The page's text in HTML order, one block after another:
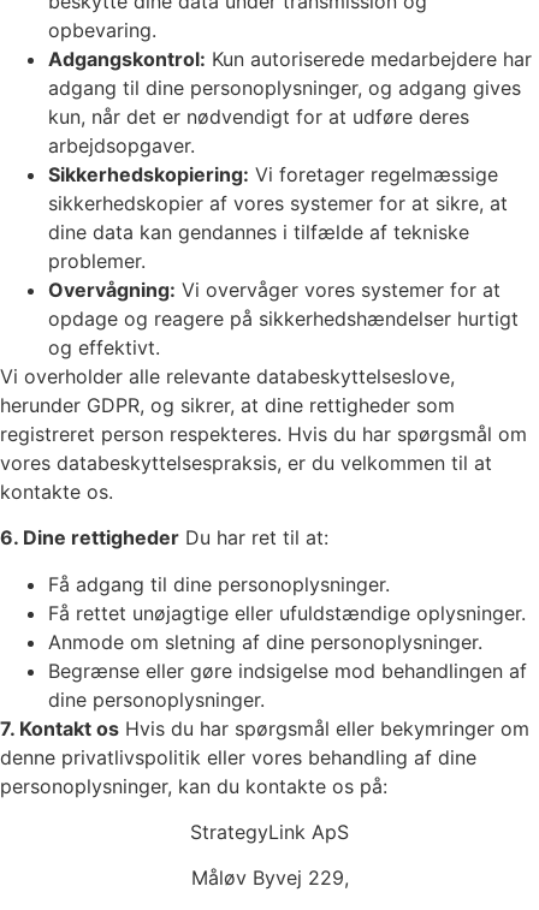
opbevaring.
Adgangskontrol: Kun autoriserede medarbejdere har
adgang til dine personoplysninger, og adgang gives
kun, når det er nødvendigt for at udføre deres
arbejdsopgaver.
Sikkerhedskopiering: Vi foretager regelmæssige
sikkerhedskopier af vores systemer for at sikre, at
dine data kan gendannes i tilfælde af tekniske
problemer.
Overvågning: Vi overvåger vores systemer for at
opdage og reagere på sikkerhedshændelser hurtigt
og effektivt.
Vi overholder alle relevante databeskyttelseslove,
herunder GDPR, og sikrer, at dine rettigheder som
registreret person respekteres. Hvis du har spørgsmål om
vores databeskyttelsespraksis, er du velkommen til at
kontakte os.
6. Dine rettigheder Du har ret til at:
Få adgang til dine personoplysninger.
Få rettet unøjagtige eller ufuldstændige oplysninger.
Anmode om sletning af dine personoplysninger.
Begrænse eller gøre indsigelse mod behandlingen af
dine personoplysninger.
7. Kontakt os Hvis du har spørgsmål eller bekymringer om
denne privatlivspolitik eller vores behandling af dine
personoplysninger, kan du kontakte os på:
StrategyLink ApS
Måløv Byvej 229,